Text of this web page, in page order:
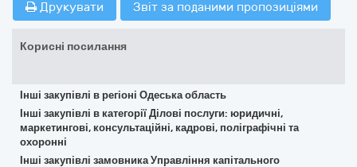
Друкувати Звіт за поданими пропозиціями
Корисні посилання
Інші закупівлі в регіоні Одеська область
Інші закупівлі в категорії Ділові послуги: юридичні,
маркетингові, консультаційні, кадрові, поліграфічні та
охоронні
Інші закупівлі замовника Управління капітального